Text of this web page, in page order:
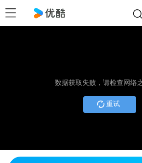
数据获取失败，请检查网络
重试